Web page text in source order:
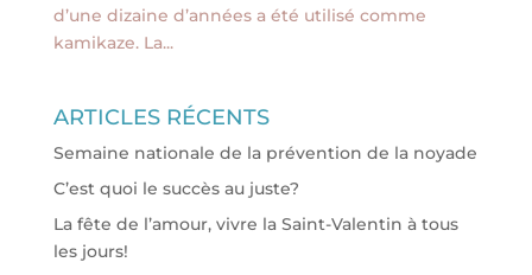
d’une dizaine d’années a été utilisé comme
kamikaze. La...
ARTICLES RÉCENTS
Semaine nationale de la prévention de la noyade
C’est quoi le succès au juste?
La fête de l’amour, vivre la Saint-Valentin à tous
les jours!